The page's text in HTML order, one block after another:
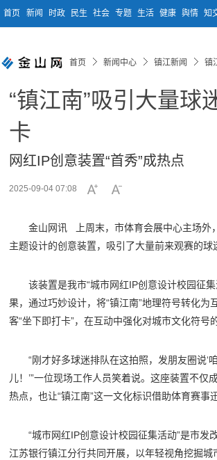
首页 新闻 时政 民生 社会 专题 生活 健康 舆情 知
首页 新闻中心 镇江新闻 镇
“镇江南”吸引大量球
卡
网红IP创意装置“首秀”成热点
2025-09-04 07:08
金山网讯 上周末，市体育会展中心主场外
主题设计的创意装置，吸引了大量前来观赛的球
该装置是我市“城市网红IP创意设计校园征
果，通过巧妙设计，将“镇江南”地理符号转化为
客“坐下即打卡”，在互动中强化对城市文化符号
“刚才好多球迷排队在这拍照，发朋友圈说‘
儿！’”一位现场工作人员笑着说。这座装置不仅
热点，也让“镇江南”这一文化标识借助体育赛事
“城市网红IP创意设计校园征集活动”是市发
江苏银行镇江分行共同开展，以年轻视角挖掘城